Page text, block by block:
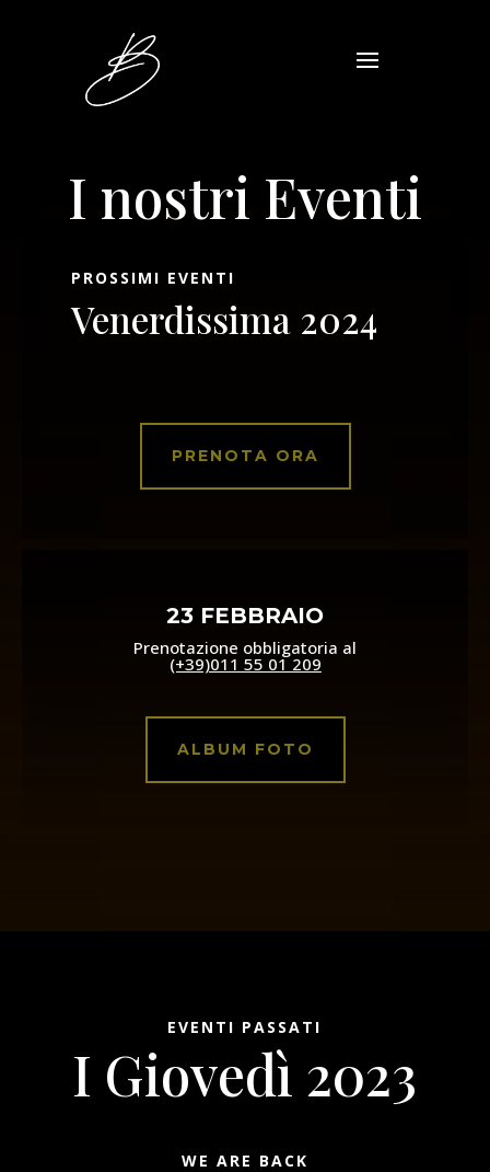
I nostri Eventi
PROSSIMI EVENTI
Venerdissima 2024
PRENOTA ORA
23 FEBBRAIO
Prenotazione obbligatoria al
(+39)011 55 01 209
ALBUM FOTO
EVENTI PASSATI
I Giovedì 2023
WE ARE BACK